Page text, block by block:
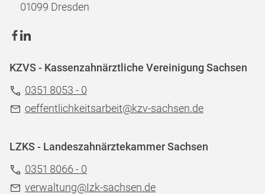
01099 Dresden
KZVS - Kassenzahnärztliche Vereinigung Sachsen
0351 8053 - 0
oeffentlichkeitsarbeit@kzv-sachsen.de
LZKS - Landeszahnärztekammer Sachsen
0351 8066 - 0
verwaltung@Izk-sachsen.de